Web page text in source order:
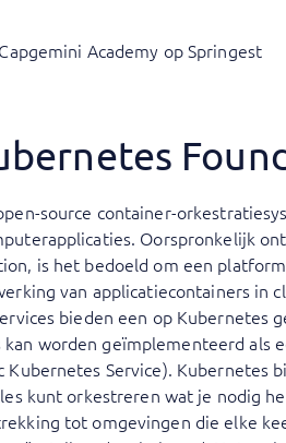
Academy op Springest
source container-
Oorspronkelijk
is het bedoeld om een
van applicatiecontainers
bieden een op Kubernetes
worden geïmplementeerd als
Kubernetes Service).
kunt orkestreren wat je nodig
tot omgevingen die elke